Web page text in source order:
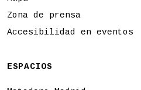
Zona de prensa
Accesibilidad en eventos
ESPACIOS